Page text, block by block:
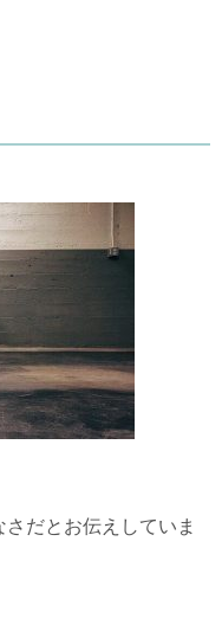
だとお伝えしていま